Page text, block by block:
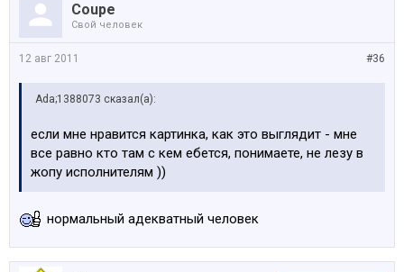
Coupe
Свой человек
#36
12 авг 2011
Ada;1388073 сказал(а):
если мне нравится картинка, как это выглядит - мне
все равно кто там с кем ебется, понимаете, не лезу в
жопу исполнителям ))
нормальный адекватный человек